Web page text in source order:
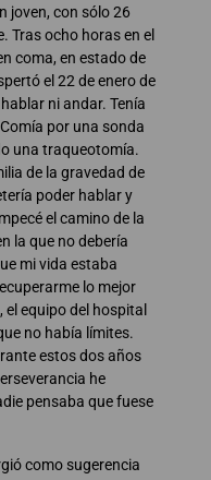
joven, con sólo 26
Tras ocho horas en el
coma, en estado de
el 22 de enero de
ni andar. Tenía
por una sonda
una traqueotomía.
de la gravedad de
poder hablar y
el camino de la
la que no debería
mi vida estaba
lo mejor
equipo del hospital
no había límites.
estos dos años
he
pensaba que fuese
como sugerencia